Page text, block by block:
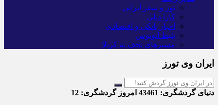
تور و سفر ایرانی
کارا دیلی
اخبار بانکی و اقتصادی
بلیط اتوبوس
مسیرهای نجف به کربلا
ایران وی تورز
دنیای گردشگری: امروز گردشگری: